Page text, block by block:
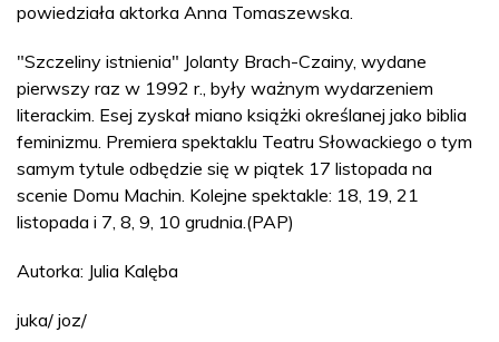
powiedziała aktorka Anna Tomaszewska.
"Szczeliny istnienia" Jolanty Brach-Czainy, wydane
pierwszy raz w 1992 r., były ważnym wydarzeniem
literackim. Esej zyskał miano książki określanej jako biblia
feminizmu. Premiera spektaklu Teatru Słowackiego o tym
samym tytule odbędzie się w piątek 17 listopada na
scenie Domu Machin. Kolejne spektakle: 18, 19, 21
listopada i 7, 8, 9, 10 grudnia.(PAP)
Autorka: Julia Kalęba
juka/ joz/